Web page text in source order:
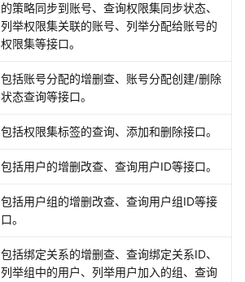
的策略同步到账号、查询权限集同步状态、
列举权限集关联的账号、列举分配给账号的
权限集等接口。
包括账号分配的增删查、账号分配创建/删除
状态查询等接口。
包括权限集标签的查询、添加和删除接口。
包括用户的增删改查、查询用户ID等接口。
包括用户组的增删改查、查询用户组ID等接
口。
包括绑定关系的增删查、查询绑定关系ID、
列举组中的用户、列举用户加入的组、查询